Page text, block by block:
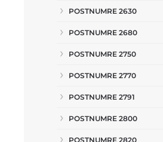
POSTNUMRE 2630
POSTNUMRE 2680
POSTNUMRE 2750
POSTNUMRE 2770
POSTNUMRE 2791
POSTNUMRE 2800
POSTNUMRE 2820